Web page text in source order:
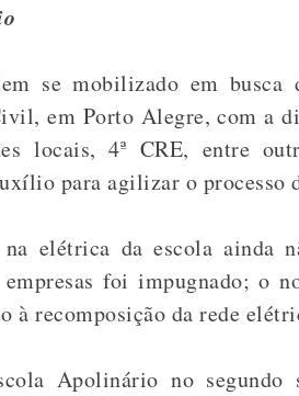
se mobilizado em busca
em Porto Alegre, com a
locais, 4ª CRE, entre
para agilizar o processo
elétrica da escola ainda
foi impugnado; o
à recomposição da rede
Apolinário no segundo